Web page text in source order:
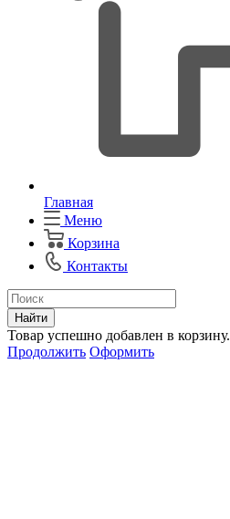
Главная
Меню
Корзина
Контакты
Найти
Товар успешно добавлен в корзину.
Продолжить Оформить